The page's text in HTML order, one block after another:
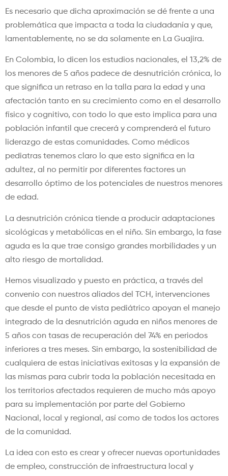
Es necesario que dicha aproximación se dé frente a una
problemática que impacta a toda la ciudadanía y que,
lamentablemente, no se da solamente en La Guajira.
En Colombia, lo dicen los estudios nacionales, el 13,2% de
los menores de 5 años padece de desnutrición crónica, lo
que significa un retraso en la talla para la edad y una
afectación tanto en su crecimiento como en el desarrollo
físico y cognitivo, con todo lo que esto implica para una
población infantil que crecerá y comprenderá el futuro
liderazgo de estas comunidades. Como médicos
pediatras tenemos claro lo que esto significa en la
adultez, al no permitir por diferentes factores un
desarrollo óptimo de los potenciales de nuestros menores
de edad.
La desnutrición crónica tiende a producir adaptaciones
sicológicas y metabólicas en el niño. Sin embargo, la fase
aguda es la que trae consigo grandes morbilidades y un
alto riesgo de mortalidad.
Hemos visualizado y puesto en práctica, a través del
convenio con nuestros aliados del TCH, intervenciones
que desde el punto de vista pediátrico apoyan el manejo
integrado de la desnutrición aguda en niños menores de
5 años con tasas de recuperación del 74% en periodos
inferiores a tres meses. Sin embargo, la sostenibilidad de
cualquiera de estas iniciativas exitosas y la expansión de
las mismas para cubrir toda la población necesitada en
los territorios afectados requieren de mucho más apoyo
para su implementación por parte del Gobierno
Nacional, local y regional, así como de todos los actores
de la comunidad.
La idea con esto es crear y ofrecer nuevas oportunidades
de empleo, construcción de infraestructura local y